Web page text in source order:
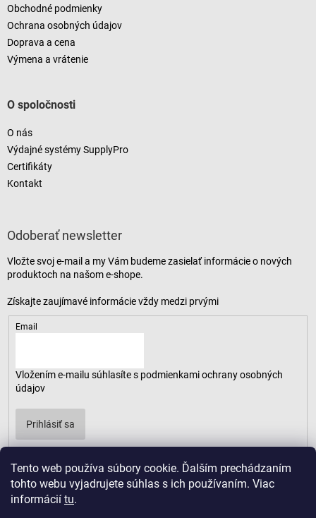
Tento web používa súbory cookie. Ďalším prechádzaním
tohto webu vyjadrujete súhlas s ich používaním. Viac
informácií tu.
Obchodné podmienky
Ochrana osobných údajov
Doprava a cena
Výmena a vrátenie
O spoločnosti
O nás
Výdajné systémy SupplyPro
Certifikáty
Kontakt
Odoberať newsletter
Vložte svoj e-mail a my Vám budeme zasielať informácie o nových
produktoch na našom e-shope.
Email
Vložením e-mailu súhlasíte s podmienkami ochrany osobných
údajov
Prihlásiť sa